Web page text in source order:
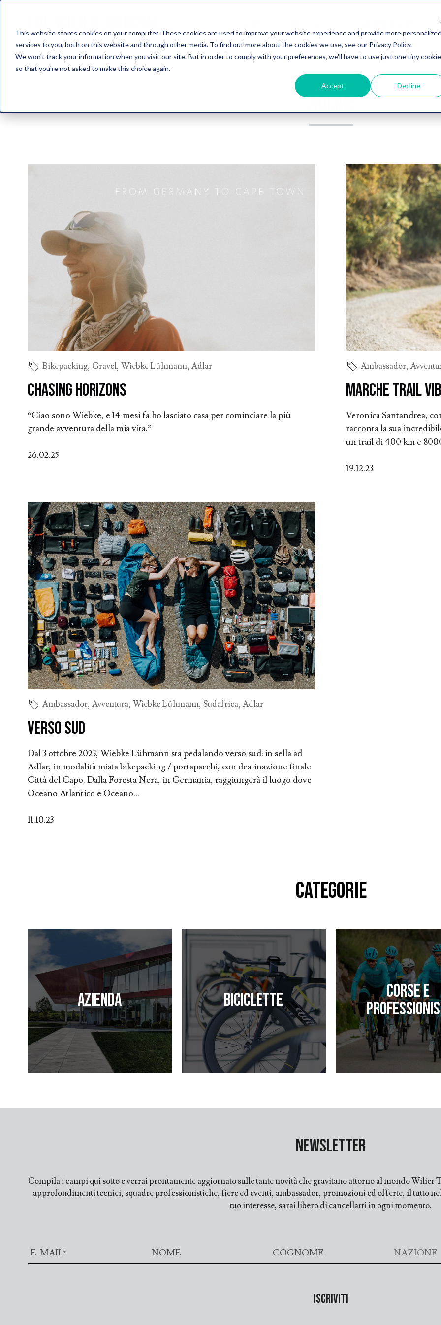
This website stores cookies on your computer. These cookies are used to improve your website experience and provide more personalized
services to you, both on this website and through other media. To find out more about the cookies we use, see our Privacy Policy.
We won't track your information when you visit our site. But in order to comply with your preferences, we'll have to use just one tiny cookie
so that you're not asked to make this choice again.
Accept Decline
Post about
ADLAR
Bikepacking, Gravel,Wiebke Lühmann,Adlar
Chasing Horizons
“Ciao sono Wiebke, e 14 mesi fa ho lasciato casa per cominciare la più
grande avventura della mia vita.”
26.02.25
Ambassador,
Marche trail
Veronica Santandrea,
racconta la sua
un trail di 400 km e
19.12.23
Ambassador,Avventura,Wiebke Lühmann,Sudafrica,Adlar
Verso Sud
Dal 3 ottobre 2023, Wiebke Lühmann sta pedalando verso sud: in sella ad
Adlar, in modalità mista bikepacking / portapacchi, con destinazione finale
Città del Capo. Dalla Foresta Nera, in Germania, raggiungerà il luogo dove
Oceano Atlantico e Oceano...
11.10.23
CATEGORIE
Azienda Biciclette
Corse e
Newsletter
Compila i campi qui sotto e verrai prontamente aggiornato sulle tante novità che gravitano attorno al mondo
approfondimenti tecnici, squadre professionistiche, fiere ed eventi, ambassador, promozioni ed offerte, il tutto
tuo interesse, sarai libero di cancellarti in ogni momento.